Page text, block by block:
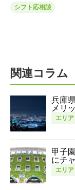
シフト応相談
関連コラム
兵庫
メリ
エリ
甲子
にチ
エリ